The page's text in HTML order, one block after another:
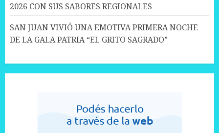
2026 CON SUS SABORES REGIONALES
SAN JUAN VIVIÓ UNA EMOTIVA PRIMERA NOCHE
DE LA GALA PATRIA “EL GRITO SAGRADO”